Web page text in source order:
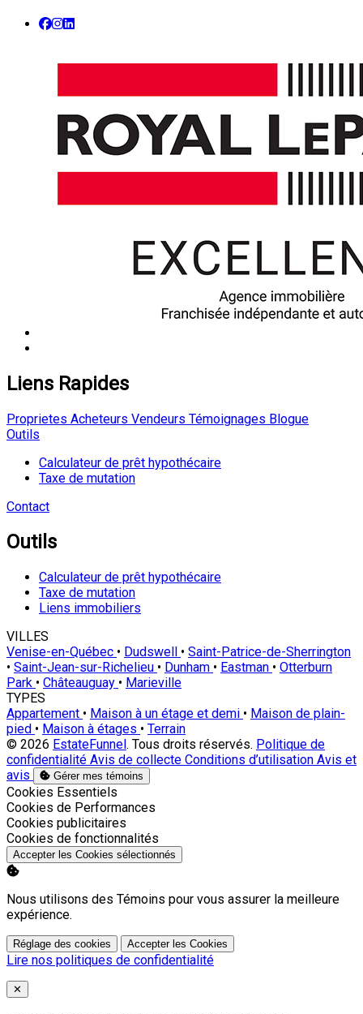
Liens Rapides
Proprietes Acheteurs Vendeurs Témoignages Blogue
Outils
Calculateur de prêt hypothécaire
Taxe de mutation
Contact
Outils
Calculateur de prêt hypothécaire
Taxe de mutation
Liens immobiliers
VILLES
Venise-en-Québec • Dudswell • Saint-Patrice-de-Sherrington
• Saint-Jean-sur-Richelieu • Dunham • Eastman • Otterburn
Park • Châteauguay • Marieville
TYPES
Appartement • Maison à un étage et demi • Maison de plain-
pied • Maison à étages • Terrain
© 2026 EstateFunnel. Tous droits réservés. Politique de
confidentialité Avis de collecte Conditions d’utilisation Avis et
avis
Gérer mes témoins
Activer
Cookies Essentiels
Activer
Cookies de Performances
Activer
Cookies publicitaires
Activer
Cookies de fonctionnalités
Accepter les Cookies sélectionnés
Nous utilisons des Témoins pour vous assurer la meilleure
expérience.
Réglage des cookies Accepter les Cookies
Lire nos politiques de confidentialité
Close
✕